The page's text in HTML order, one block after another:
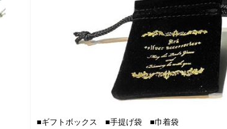
■ギフトボックス ■手提げ袋 ■巾着袋